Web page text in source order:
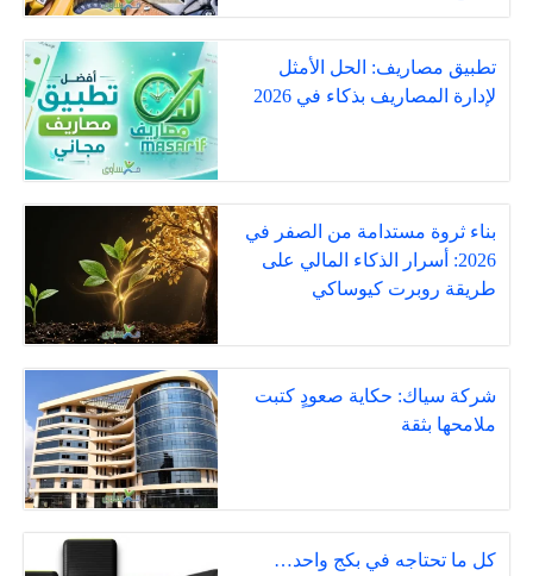
تطبيق مصاريف: الحل الأمثل
لإدارة المصاريف بذكاء في 2026
بناء ثروة مستدامة من الصفر في
2026: أسرار الذكاء المالي على
طريقة روبرت كيوساكي
شركة سياك: حكاية صعودٍ كتبت
ملامحها بثقة
كل ما تحتاجه في بكج واحد…